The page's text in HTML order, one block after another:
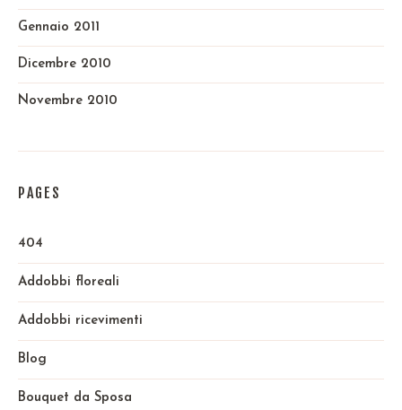
Gennaio 2011
Dicembre 2010
Novembre 2010
PAGES
404
Addobbi floreali
Addobbi ricevimenti
Blog
Bouquet da Sposa